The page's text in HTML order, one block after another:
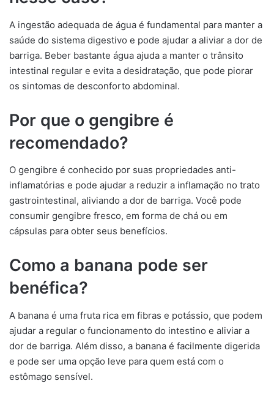
A ingestão adequada de água é fundamental para manter a
saúde do sistema digestivo e pode ajudar a aliviar a dor de
barriga. Beber bastante água ajuda a manter o trânsito
intestinal regular e evita a desidratação, que pode piorar
os sintomas de desconforto abdominal.
Por que o gengibre é
recomendado?
O gengibre é conhecido por suas propriedades anti-
inflamatórias e pode ajudar a reduzir a inflamação no trato
gastrointestinal, aliviando a dor de barriga. Você pode
consumir gengibre fresco, em forma de chá ou em
cápsulas para obter seus benefícios.
Como a banana pode ser
benéfica?
A banana é uma fruta rica em fibras e potássio, que podem
ajudar a regular o funcionamento do intestino e aliviar a
dor de barriga. Além disso, a banana é facilmente digerida
e pode ser uma opção leve para quem está com o
estômago sensível.